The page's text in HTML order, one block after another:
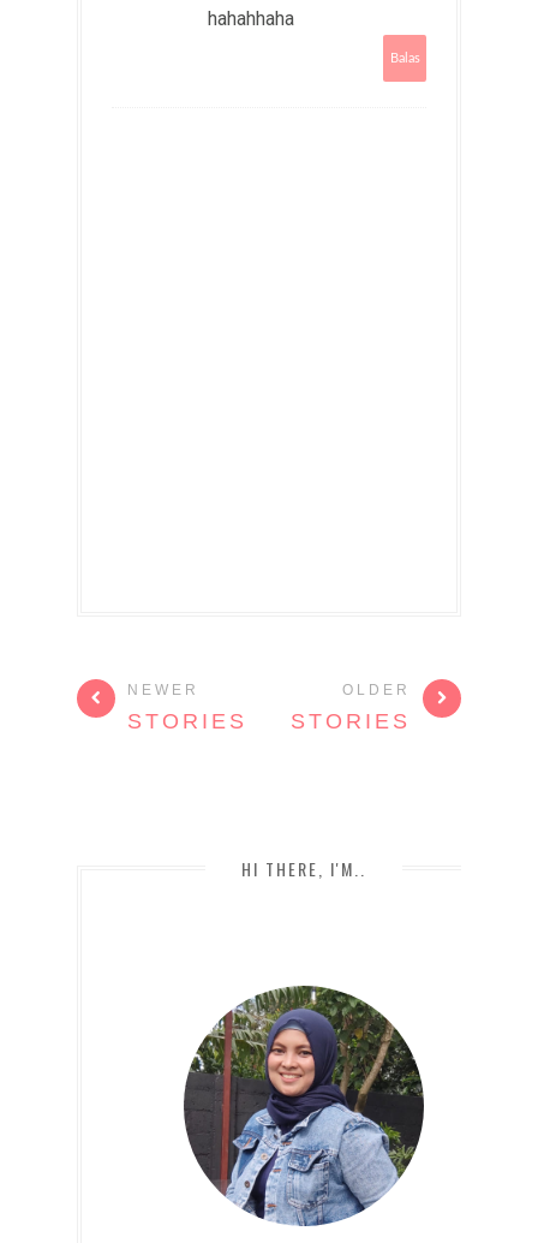
hahahhaha
Balas
NEWER
STORIES
OLDER
STORIES
HI THERE, I'M..